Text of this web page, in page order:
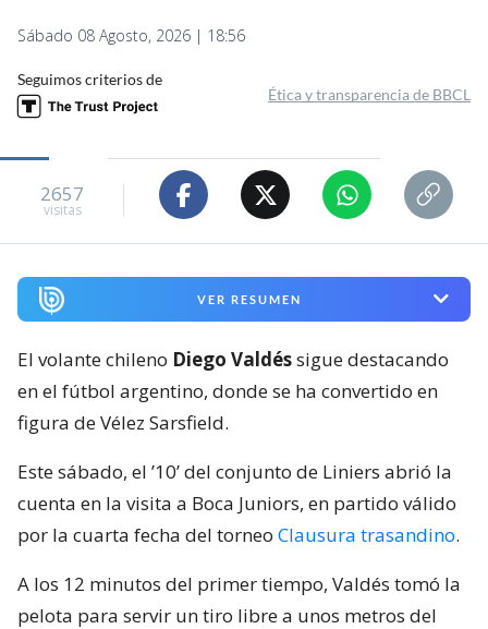
Sábado 08 Agosto, 2026 | 18:56
Seguimos criterios de
Ética y transparencia de BBCL
2657
visitas
VER RESUMEN
El volante chileno Diego Valdéssigue destacando
en el fútbol argentino, donde se ha convertido en
figura de Vélez Sarsfield.
Este sábado, el ’10’ del conjunto de Liniers abrió la
cuenta en la visita a Boca Juniors, en partido válido
por la cuarta fecha del torneo Clausura trasandino.
A los 12 minutos del primer tiempo, Valdés tomó la
pelota para servir un tiro libre a unos metros del